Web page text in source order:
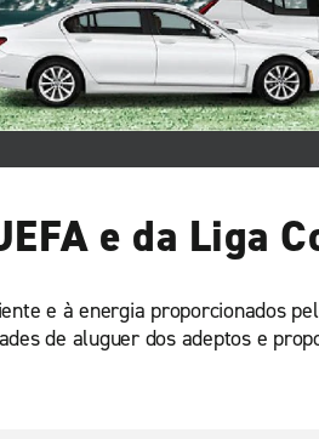
e da Liga
e à energia proporcionados
de aluguer dos adeptos e